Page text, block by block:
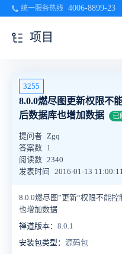
统一服务热线 4006-8899-23
项目
3255
8.0.0燃尽图更新权限不
后数据库也增加数据
已
提问者 Zgq
答案数 1
阅读数 2340
发表时间
2016-01-13
8.0.0燃尽图”更新“权限不能
也增加数据
禅道版本： 8.0.1
安装包类型： 源码包